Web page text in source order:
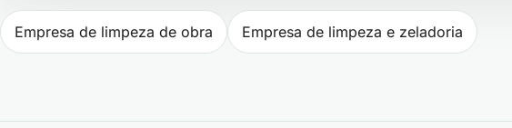
Navegação de Post
Empresa de limpeza de obra Empresa de limpeza e zeladoria